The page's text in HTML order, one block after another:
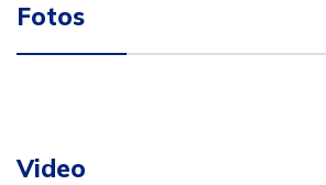
Fotos
Video